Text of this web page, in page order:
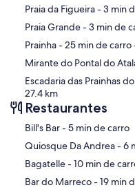
Praia da Figueira- 3 min
Praia Grande- 3 min de
Prainha- 25 min de carro
Mirante do Pontal do
Escadaria das Prainhas
27.4 km
Restaurantes
‪Bill's Bar - ‬5 min de carro
‪Bagatelle - ‬10 min de
‪Bar do